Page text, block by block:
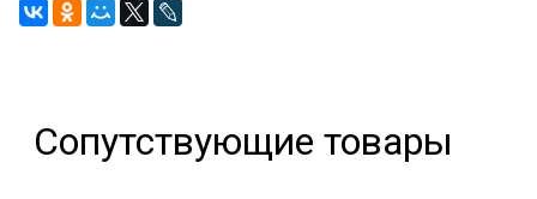
Сопутствующие товары